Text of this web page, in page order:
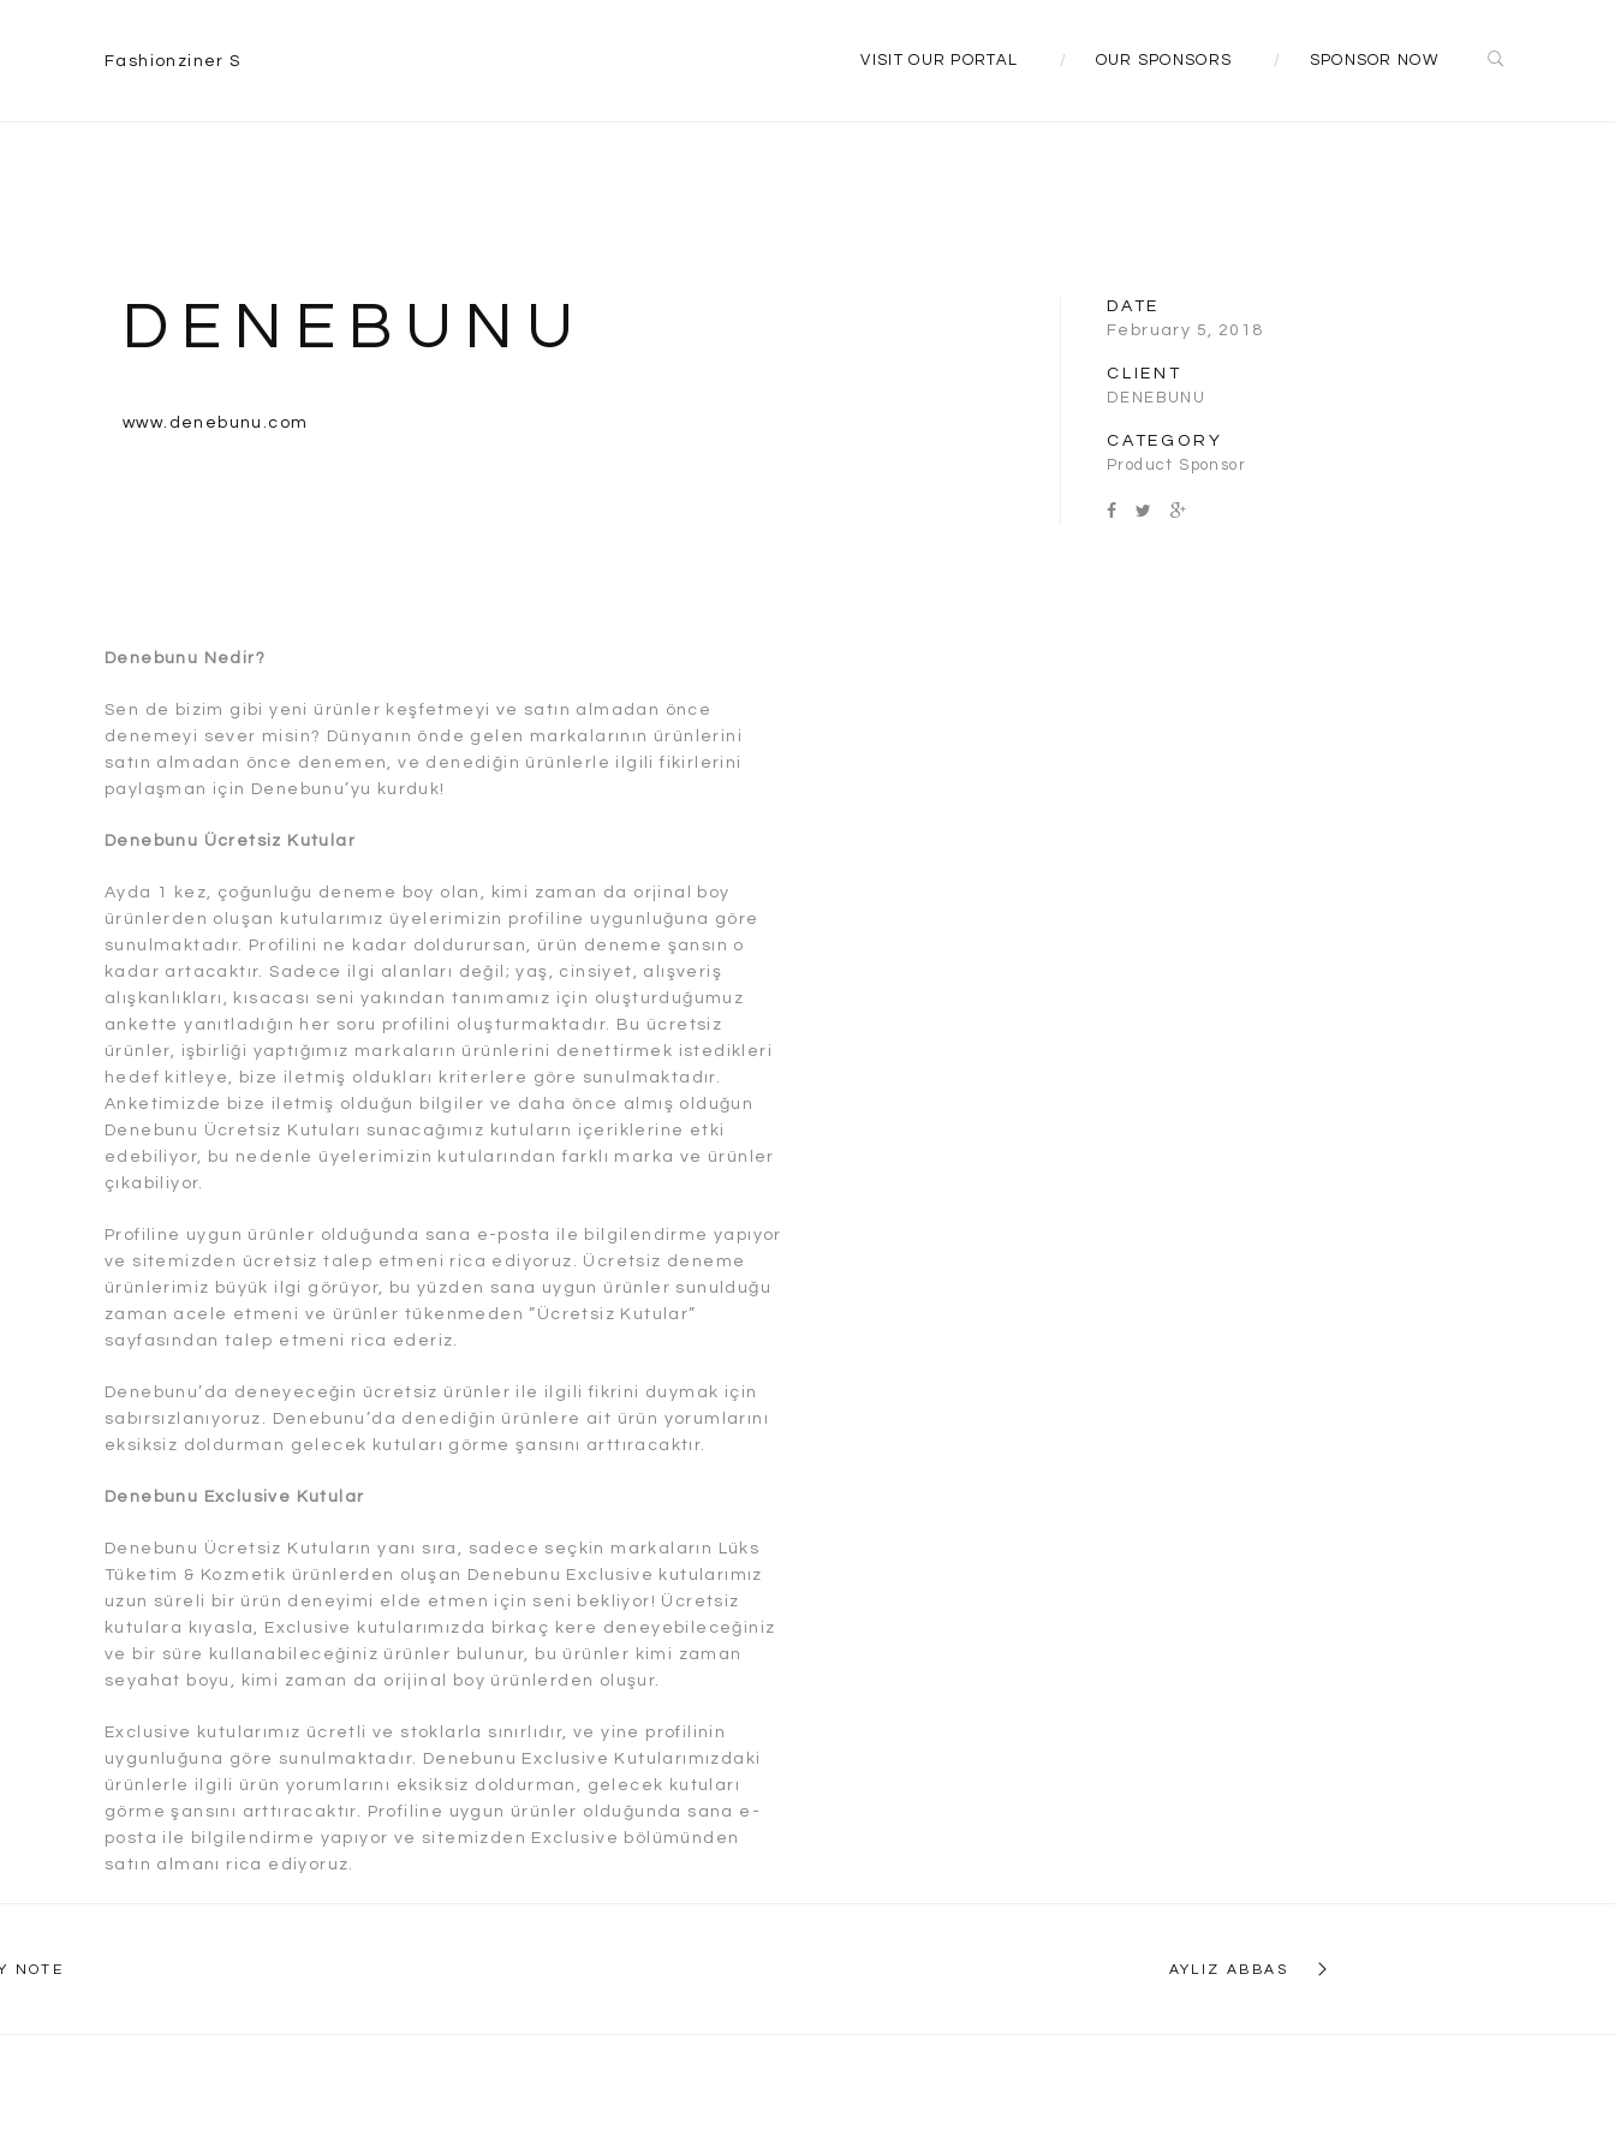
Fashionziner S VISIT OUR PORTAL OUR SPONSORS SPONSOR NOW
DENEBUNU
www.denebunu.com
DATE
February 5, 2018
CLIENT
DENEBUNU
CATEGORY
Product Sponsor
Denebunu Nedir?
Sen de bizim gibi yeni ürünler keşfetmeyi ve satın almadan önce
denemeyi sever misin? Dünyanın önde gelen markalarının ürünlerini
satın almadan önce denemen, ve denediğin ürünlerle ilgili fikirlerini
paylaşman için Denebunu’yu kurduk!
Denebunu Ücretsiz Kutular
Ayda 1 kez, çoğunluğu deneme boy olan, kimi zaman da orjinal boy
ürünlerden oluşan kutularımız üyelerimizin profiline uygunluğuna göre
sunulmaktadır. Profilini ne kadar doldurursan, ürün deneme şansın o
kadar artacaktır. Sadece ilgi alanları değil; yaş, cinsiyet, alışveriş
alışkanlıkları, kısacası seni yakından tanımamız için oluşturduğumuz
ankette yanıtladığın her soru profilini oluşturmaktadır. Bu ücretsiz
ürünler, işbirliği yaptığımız markaların ürünlerini denettirmek istedikleri
hedef kitleye, bize iletmiş oldukları kriterlere göre sunulmaktadır.
Anketimizde bize iletmiş olduğun bilgiler ve daha önce almış olduğun
Denebunu Ücretsiz Kutuları sunacağımız kutuların içeriklerine etki
edebiliyor, bu nedenle üyelerimizin kutularından farklı marka ve ürünler
çıkabiliyor.
Profiline uygun ürünler olduğunda sana e-posta ile bilgilendirme yapıyor
ve sitemizden ücretsiz talep etmeni rica ediyoruz. Ücretsiz deneme
ürünlerimiz büyük ilgi görüyor, bu yüzden sana uygun ürünler sunulduğu
zaman acele etmeni ve ürünler tükenmeden ”Ücretsiz Kutular”
sayfasından talep etmeni rica ederiz.
Denebunu’da deneyeceğin ücretsiz ürünler ile ilgili fikrini duymak için
sabırsızlanıyoruz. Denebunu’da denediğin ürünlere ait ürün yorumlarını
eksiksiz doldurman gelecek kutuları görme şansını arttıracaktır.
Denebunu Exclusive Kutular
Denebunu Ücretsiz Kutuların yanı sıra, sadece seçkin markaların Lüks
Tüketim & Kozmetik ürünlerden oluşan Denebunu Exclusive kutularımız
uzun süreli bir ürün deneyimi elde etmen için seni bekliyor! Ücretsiz
kutulara kıyasla, Exclusive kutularımızda birkaç kere deneyebileceğiniz
ve bir süre kullanabileceğiniz ürünler bulunur, bu ürünler kimi zaman
seyahat boyu, kimi zaman da orijinal boy ürünlerden oluşur.
Exclusive kutularımız ücretli ve stoklarla sınırlıdır, ve yine profilinin
uygunluğuna göre sunulmaktadır. Denebunu Exclusive Kutularımızdaki
ürünlerle ilgili ürün yorumlarını eksiksiz doldurman, gelecek kutuları
görme şansını arttıracaktır. Profiline uygun ürünler olduğunda sana e-
posta ile bilgilendirme yapıyor ve sitemizden Exclusive bölümünden
satın almanı rica ediyoruz.
NOTE AYLIZ ABBAS